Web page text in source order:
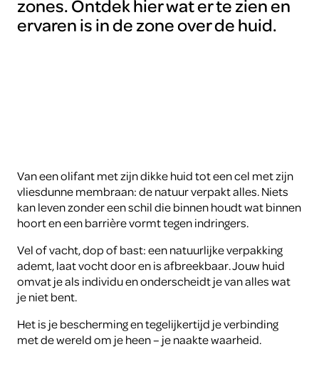
zones. Ontdek hier wat er te zien en
ervaren is in de zone over de huid.
Om
deze
accepteren.
ARTIS
Van een olifant met zijn dikke huid tot een cel met zijn
vliesdunne membraan: de natuur verpakt alles. Niets
kan leven zonder een schil die binnen houdt wat binnen
hoort en een barrière vormt tegen indringers.
Vel of vacht, dop of bast: een natuurlijke verpakking
ademt, laat vocht door en is afbreekbaar. Jouw huid
omvat je als individu en onderscheidt je van alles wat
je niet bent.
Het is je bescherming en tegelijkertijd je verbinding
met de wereld om je heen – je naakte waarheid.